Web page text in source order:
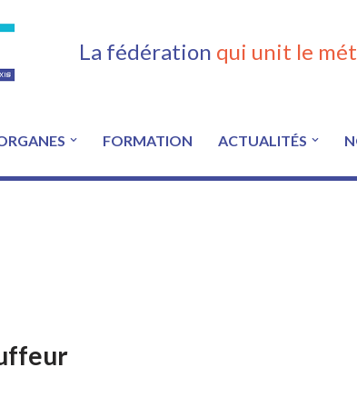
La fédération qui unit le
FORMATION ACTUALITÉS